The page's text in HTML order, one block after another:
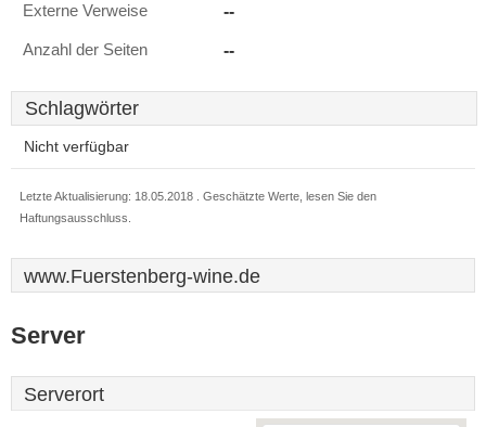
Externe Verweise --
Anzahl der Seiten --
Schlagwörter
Nicht verfügbar
Letzte Aktualisierung: 18.05.2018 . Geschätzte Werte, lesen Sie den
Haftungsausschluss.
www.Fuerstenberg-wine.de
Server
Serverort